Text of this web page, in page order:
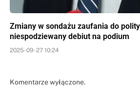
Zmiany w sondażu zaufania do
niespodziewany debiut na podium
2025-09-27 10:24
Komentarze wyłączone.